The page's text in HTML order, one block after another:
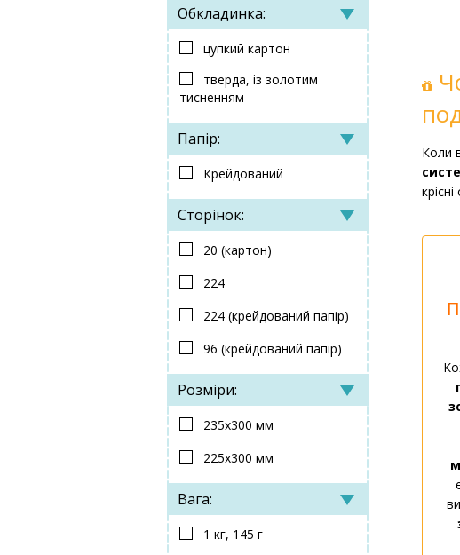
Обкладинка:
цупкий картон
тверда, із золотим
тисненням
Папір:
Крейдований
Сторінок:
20 (картон)
224
224 (крейдований папір)
96 (крейдований папір)
Розміри:
235x300 мм
225х300 мм
Вага:
1 кг, 145 г
Коли